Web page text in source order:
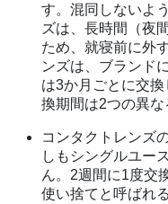
す。混同しないよ
ズは、長時間（夜
ため、就寝前に外
ンズは、ブランド
は3か月ごとに交
換期間は2つの異な
コンタクトレンズ
しもシングルユー
ん。2週間に1度交
使い捨てと呼ばれ